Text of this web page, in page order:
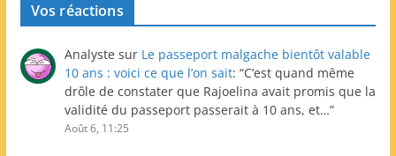
Vos réactions
Analyste sur Le passeport malgache bientôt valable
10 ans : voici ce que l’on sait: “C’est quand même
drôle de constater que Rajoelina avait promis que la
validité du passeport passerait à 10 ans, et…”
Août 6, 11:25